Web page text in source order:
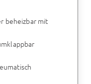
beheizbar mit